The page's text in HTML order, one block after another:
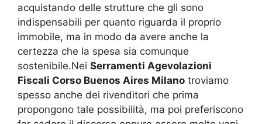
acquistando delle strutture che gli sono
indispensabili per quanto riguarda il proprio
immobile, ma in modo da avere anche la
certezza che la spesa sia comunque
sostenibile.Nei Serramenti Agevolazioni
Fiscali Corso Buenos Aires Milano troviamo
spesso anche dei rivenditori che prima
propongono tale possibilità, ma poi preferiscono